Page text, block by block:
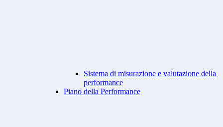
Sistema di misurazione e valutazione della
performance
Piano della Performance